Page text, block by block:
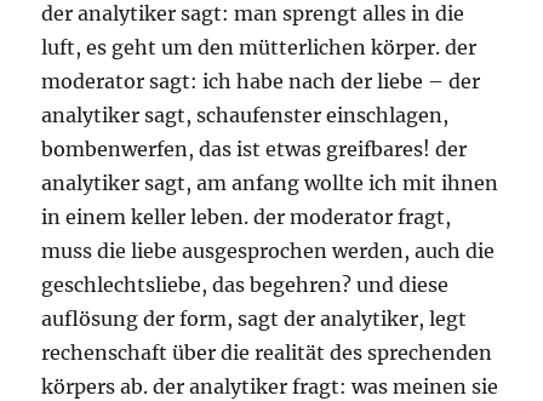
der analytiker sagt: man sprengt alles in die
luft, es geht um den mütterlichen körper. der
moderator sagt: ich habe nach der liebe – der
analytiker sagt, schaufenster einschlagen,
bombenwerfen, das ist etwas greifbares! der
analytiker sagt, am anfang wollte ich mit ihnen
in einem keller leben. der moderator fragt,
muss die liebe ausgesprochen werden, auch die
geschlechtsliebe, das begehren? und diese
auflösung der form, sagt der analytiker, legt
rechenschaft über die realität des sprechenden
körpers ab. der analytiker fragt: was meinen sie